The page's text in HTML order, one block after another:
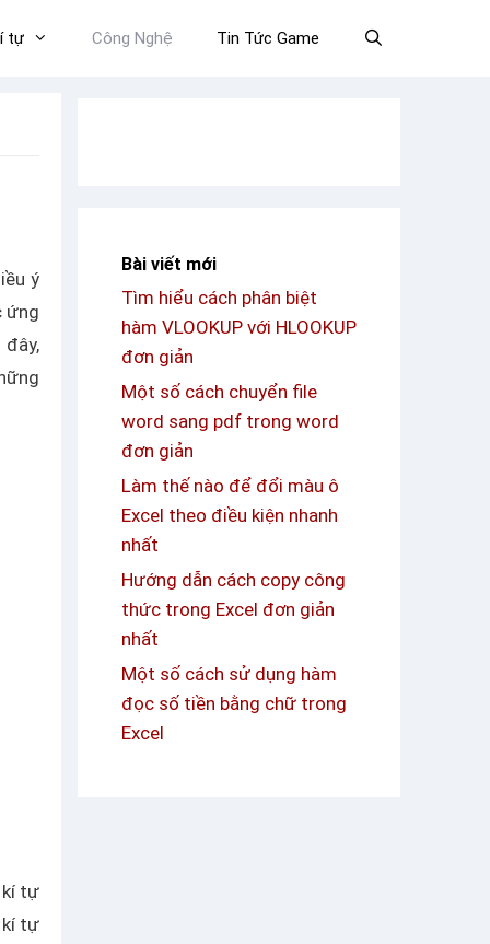
tự Công Nghệ Tin Tức Game
ý
ứng
kí tự
kí tự
Bài viết mới
Tìm hiểu cách phân biệt
hàm VLOOKUP với HLOOKUP
đơn giản
Một số cách chuyển file
word sang pdf trong word
đơn giản
Làm thế nào để đổi màu ô
Excel theo điều kiện nhanh
nhất
Hướng dẫn cách copy công
thức trong Excel đơn giản
nhất
Một số cách sử dụng hàm
đọc số tiền bằng chữ trong
Excel